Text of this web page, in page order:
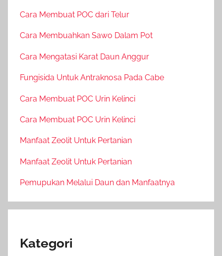
Cara Membuat POC dari Telur
Cara Membuahkan Sawo Dalam Pot
Cara Mengatasi Karat Daun Anggur
Fungisida Untuk Antraknosa Pada Cabe
Cara Membuat POC Urin Kelinci
Cara Membuat POC Urin Kelinci
Manfaat Zeolit Untuk Pertanian
Manfaat Zeolit Untuk Pertanian
Pemupukan Melalui Daun dan Manfaatnya
Kategori